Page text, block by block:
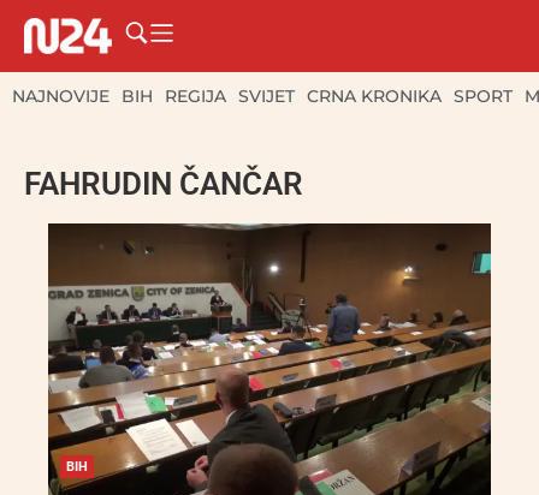
NAJNOVIJE BIH REGIJA SVIJET CRNA KRONIKA SPORT
FAHRUDIN ČANČAR
BIH